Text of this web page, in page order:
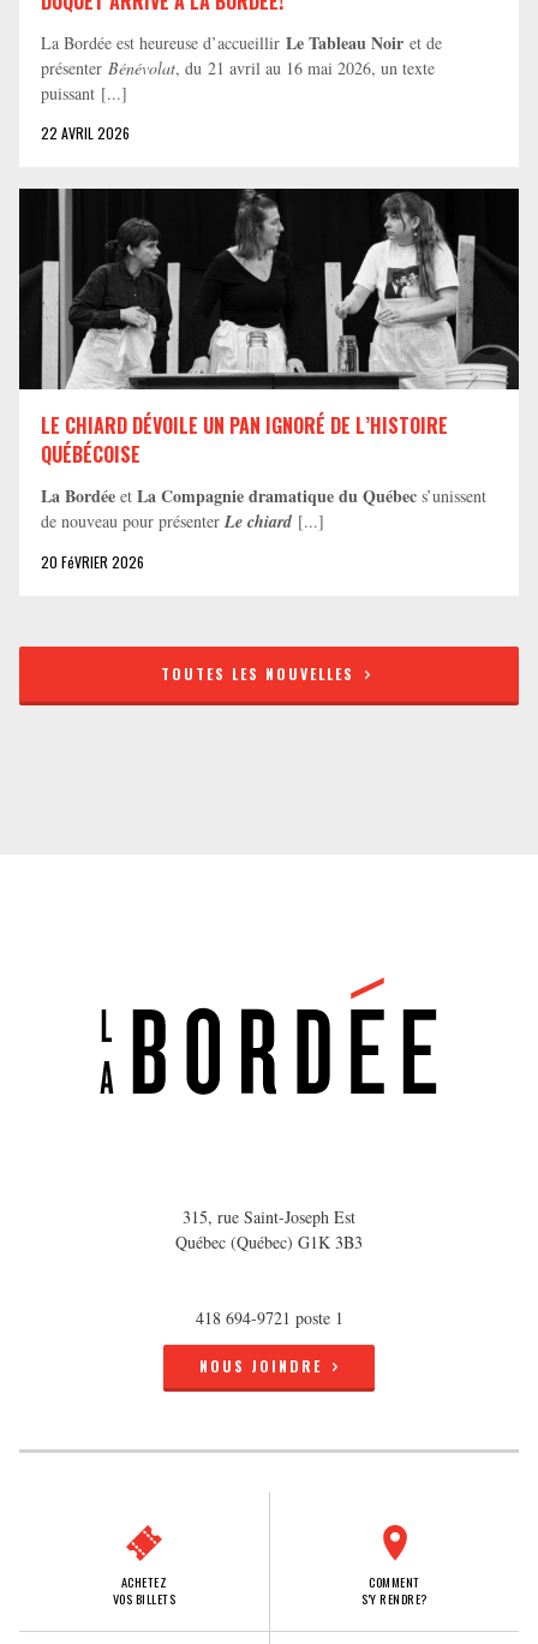
La Bordée est heureuse d’accueillir Le Tableau Noir et de
présenter Bénévolat, du 21 avril au 16 mai 2026, un texte
puissant [...]
22 AVRIL 2026
LE CHIARD DÉVOILE UN PAN IGNORÉ DE L’HISTOIRE
QUÉBÉCOISE
La Bordée et La Compagnie dramatique du Québec s’unissent
de nouveau pour présenter Le chiard [...]
20 FéVRIER 2026
TOUTES LES NOUVELLES
315, rue Saint-Joseph Est
Québec (Québec) G1K 3B3
418 694-9721 poste 1
NOUS JOINDRE
ACHETEZ
VOS BILLETS
COMMENT
S'Y RENDRE?